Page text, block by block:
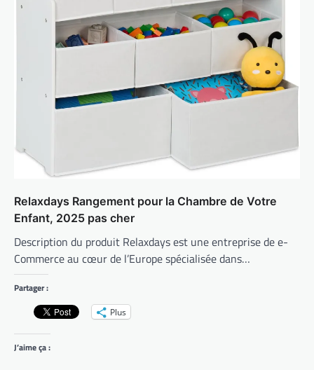
Relaxdays Rangement pour la Chambre de Votre
Enfant, 2025 pas cher
Description du produit Relaxdays est une entreprise de e-
Commerce au cœur de l’Europe spécialisée dans…
Partager :
Plus
J’aime ça :